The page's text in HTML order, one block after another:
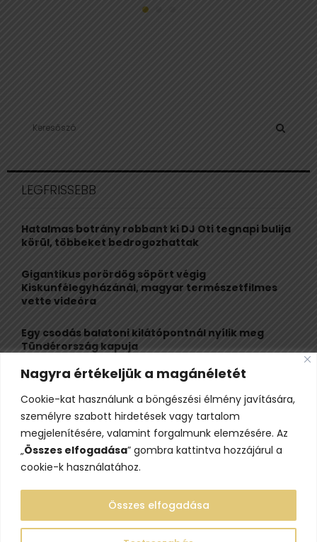
Nagyra értékeljük a magánéletét
Cookie-kat használunk a böngészési élmény javítására,
személyre szabott hirdetések vagy tartalom
megjelenítésére, valamint forgalmunk elemzésére. Az
„Összes elfogadása” gombra kattintva hozzájárul a
cookie-k használatához.
Összes elfogadása
h
o
r
LEGFRISSEBB
Hatalmas botrány robbant ki DJ Oti tegnapi bulija
körül, többeket bedrogozhattak
Gigantikus porördög söpört végig
Kiskunfélegyházánál, magyar természetfilmes
vette videóra
Egy csodás balatoni kilátópontnál nyílik meg
Tündérország kapuja
A nagybaracskai halfőző, akit egyszerűbb volt
örökös bajnokká avatni, mint legyőzni
10 érdekesség a hosszú útra készülő gólyákról